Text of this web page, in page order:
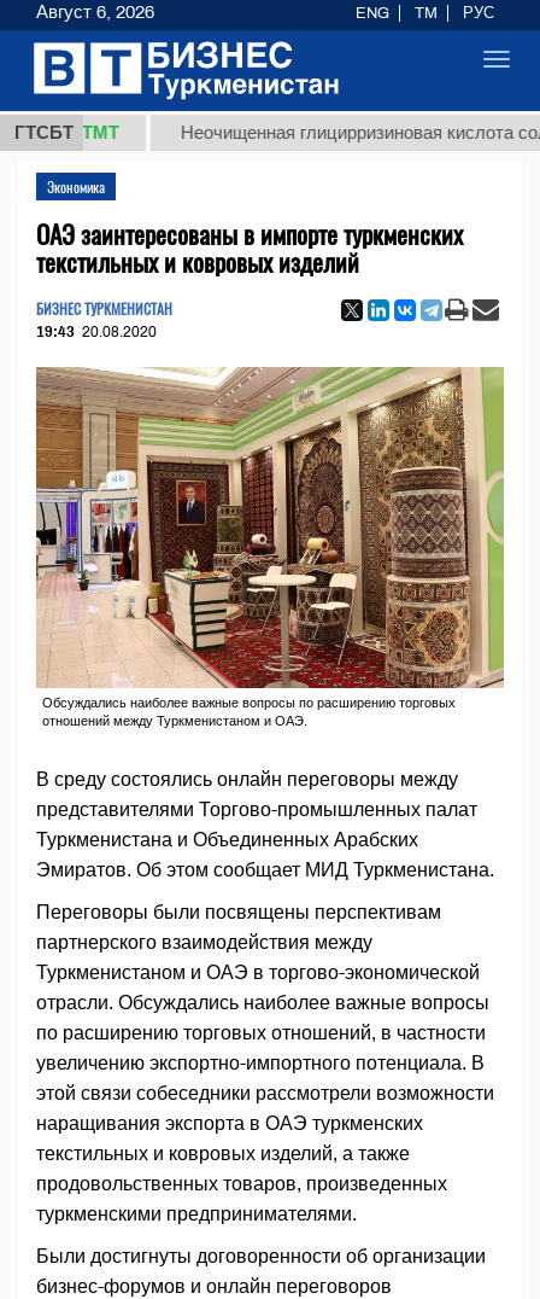
ГТСБТ
ТМТ Неочищенная глицирризиновая кислота
Экономика
ОАЭ заинтересованы в импорте туркменских
текстильных и ковровых изделий
БИЗНЕС ТУРКМЕНИСТАН
19:43 20.08.2020
Обсуждались наиболее важные вопросы по расширению торговых
отношений между Туркменистаном и ОАЭ.
В среду состоялись онлайн переговоры между
представителями Торгово-промышленных палат
Туркменистана и Объединенных Арабских
Эмиратов. Об этом сообщает МИД Туркменистана.
Переговоры были посвящены перспективам
партнерского взаимодействия между
Туркменистаном и ОАЭ в торгово-экономической
отрасли. Обсуждались наиболее важные вопросы
по расширению торговых отношений, в частности
увеличению экспортно-импортного потенциала. В
этой связи собеседники рассмотрели возможности
наращивания экспорта в ОАЭ туркменских
текстильных и ковровых изделий, а также
продовольственных товаров, произведенных
туркменскими предпринимателями.
Были достигнуты договоренности об организации
бизнес-форумов и онлайн переговоров
Август 6, 2026 ENG TM РУС